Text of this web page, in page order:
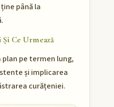
până la
Și Ce Urmează
plan pe termen lung,
și implicarea
curățeniei.